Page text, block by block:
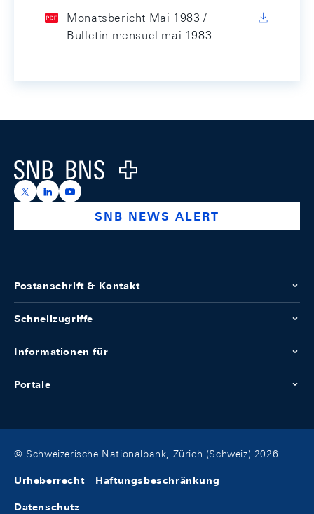
Monatsbericht Mai 1983 /
Bulletin mensuel mai 1983
Logo
https://x.com/snb_bns
https://ch.linkedin.com/company/swiss-national-
https://www.youtube.com/@swissnationalbank
SNB NEWS ALERT
Postanschrift & Kontakt
Schnellzugriffe
Informationen für
Portale
© Schweizerische Nationalbank, Zürich (Schweiz) 2026
Urheberrecht Haftungsbeschränkung
Datenschutz